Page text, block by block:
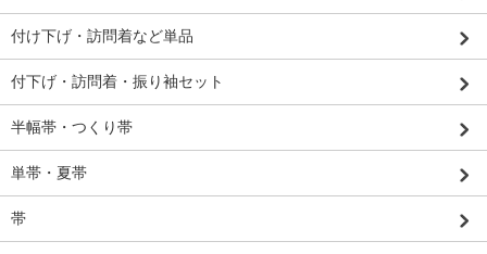
付け下げ・訪問着など単品
付下げ・訪問着・振り袖セット
半幅帯・つくり帯
単帯・夏帯
帯